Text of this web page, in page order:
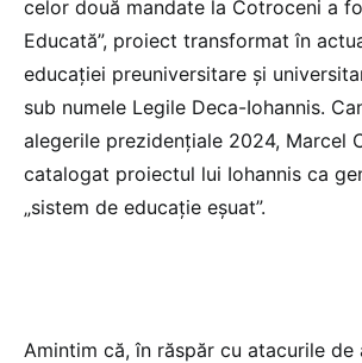
celor două mandate la Cotroceni a
Educată”, proiect transformat în
educației preuniversitare și
sub numele Legile Deca-Iohannis.
alegerile prezidențiale 2024, Marcel
catalogat proiectul lui Iohannis ca
„sistem de educație eșuat”.
Amintim că, în răspăr cu atacurile de